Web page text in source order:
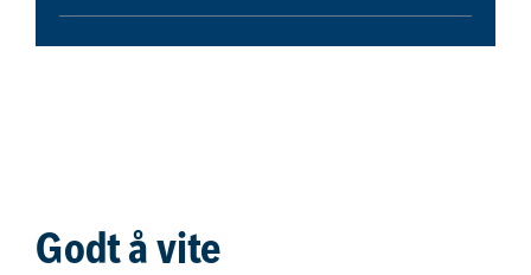
Godt å vite